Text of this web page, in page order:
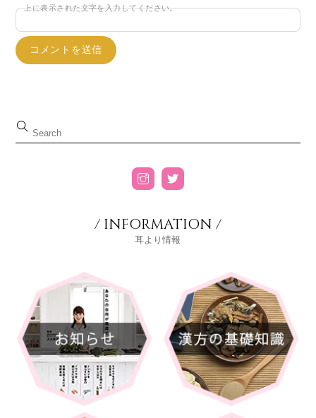
上に表示された文字を入力してください。
/ INFORMATION /
耳より情報